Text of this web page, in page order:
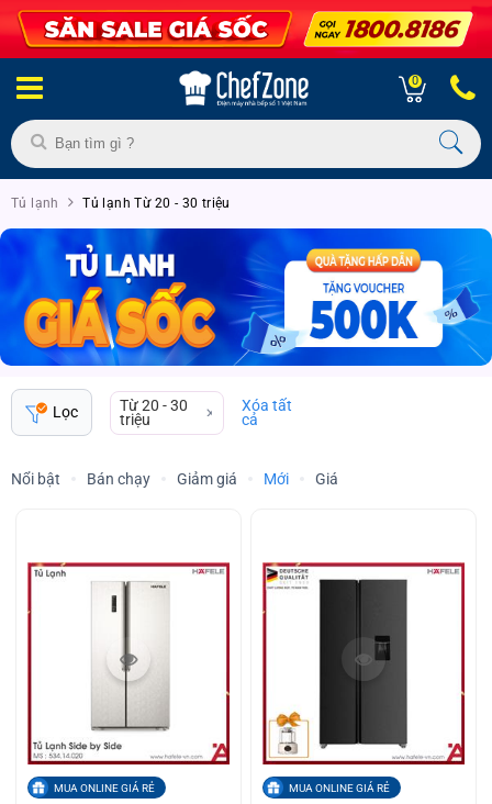
0
Tủ lạnh Tủ lạnh Từ 20 - 30 triệu
Lọc
Từ 20 - 30
triệu
Xóa tất
cả
Nổi bật Bán chạy Giảm giá Mới Giá
MUA ONLINE GIÁ RẺ MUA ONLINE GIÁ RẺ